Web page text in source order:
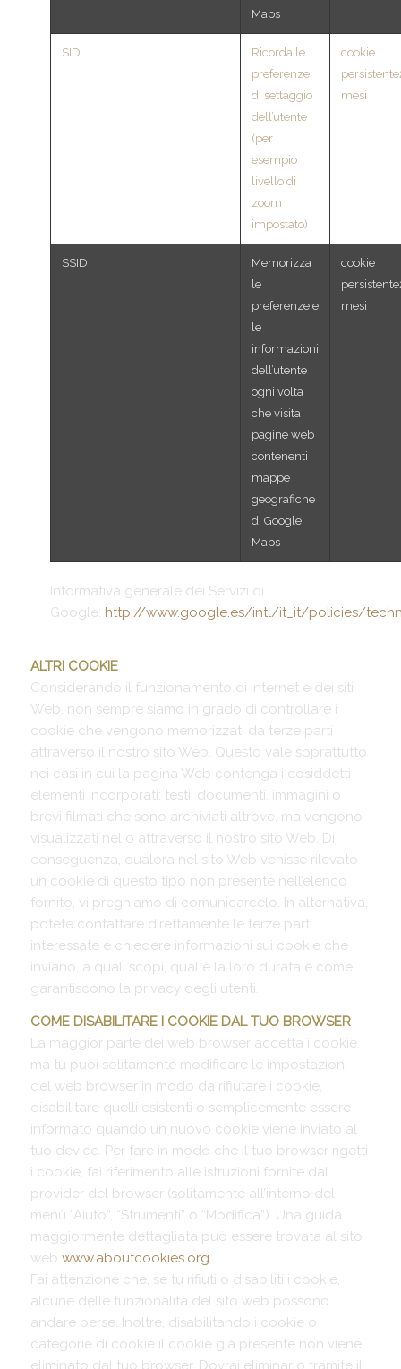
Maps
SID
Ricorda le
preferenze
di settaggio
dell’utente
(per
esempio
livello di
zoom
impostato)
cookie
mesi
SSID
Memorizza
le
preferenze e
le
informazioni
dell’utente
ogni volta
che visita
pagine web
contenenti
mappe
geografiche
di Google
Maps
cookie
mesi
Informativa generale dei Servizi di
Google: http://www.google.es/intl/it_it/policies/
ALTRI COOKIE
Considerando il funzionamento di Internet e dei siti
Web, non sempre siamo in grado di controllare i
cookie che vengono memorizzati da terze parti
attraverso il nostro sito Web. Questo vale soprattutto
nei casi in cui la pagina Web contenga i cosiddetti
elementi incorporati: testi, documenti, immagini o
brevi filmati che sono archiviati altrove, ma vengono
visualizzati nel o attraverso il nostro sito Web. Di
conseguenza, qualora nel sito Web venisse rilevato
un cookie di questo tipo non presente nell’elenco
fornito, vi preghiamo di comunicarcelo. In alternativa,
potete contattare direttamente le terze parti
interessate e chiedere informazioni sui cookie che
inviano, a quali scopi, qual è la loro durata e come
garantiscono la privacy degli utenti.
COME DISABILITARE I COOKIE DAL TUO BROWSER
La maggior parte dei web browser accetta i cookie,
ma tu puoi solitamente modificare le impostazioni
del web browser in modo da rifiutare i cookie,
disabilitare quelli esistenti o semplicemente essere
informato quando un nuovo cookie viene inviato al
tuo device. Per fare in modo che il tuo browser rigetti
i cookie, fai riferimento alle istruzioni fornite dal
provider del browser (solitamente all’interno del
menù “Aiuto”, “Strumenti” o “Modifica”). Una guida
maggiormente dettagliata può essere trovata al sito
web www.aboutcookies.org
Fai attenzione che, se tu rifiuti o disabiliti i cookie,
alcune delle funzionalità del sito web possono
andare perse. Inoltre, disabilitando i cookie o
categorie di cookie il cookie già presente non viene
eliminato dal tuo browser. Dovrai eliminarlo tramite il